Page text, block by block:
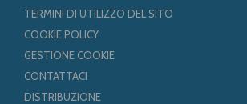
TERMINI DI UTILIZZO DEL SITO
COOKIE POLICY
GESTIONE COOKIE
CONTATTACI
DISTRIBUZIONE